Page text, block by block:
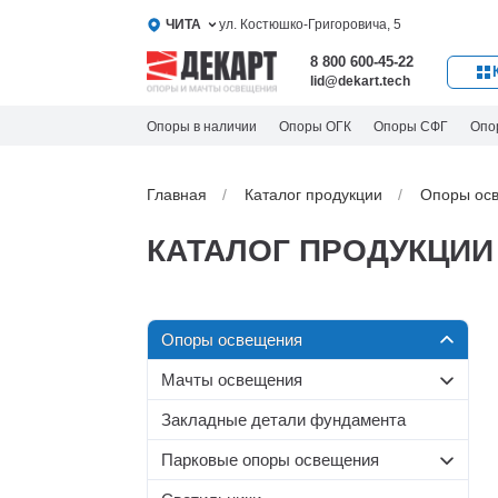
ЧИТА ул. Костюшко-Григоровича, 5
8 800 600-45-22
lid@dekart.tech
Опоры в наличии Опоры ОГК Опоры СФГ
Главная Каталог продукции Oпоры
КАТАЛОГ ПРОДУКЦИИ
Oпоры oсвeщения
Силовые опоры освещения
Граненые силовые опоры
МС
Круглоконические силовые
опоры
Несиловые опоры
освещения
Несиловые граненые опоры
Складывающиеся опоры
Мачты освещения
Со стационарной короной
МС-С
МС-Т
Закладные детали фундамента
Парковые опоры освещения